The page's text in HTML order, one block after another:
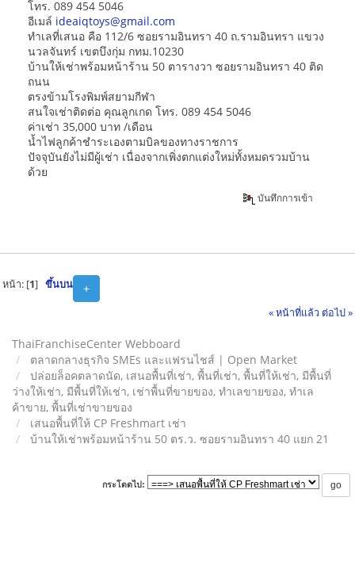
โทร. 089 454 5046
อีเมล์ ideaiqtoys@gmail.com
ทำเลที่เสนอ คือ 112/6 ซอยรามอินทรา 40 ถ.รามอินทรา แขวง
นวลจันทร์ เขตบึงกุ่ม กทม.10230
บ้านให้เช่าพร้อมหน้าร้าน 50 ตารางวา ซอยรามอินทรา 40 ติด
ถนน
ตรงข้ามโรงพิมพ์สยามกีฬา
สนใจเช่าติดต่อ คุณลูกเกด โทร. 089 454 5046
ค่าเช่า 35,000 บาท /เดือน
น้ำไฟลูกค้าชำระเองตามบิลของทางราชการ
ปัจจุบันยังไม่มีผู้เช่า เนื่องจากเพิ่งตกแต่งใหม่ทั้งหมดรวมบ้าน
ด้วย
บันทึกการเข้า
+
หน้า: [1] ขึ้นบน
« หน้าที่แล้ว ต่อไป »
ThaiFranchiseCenter Webboard
ตลาดกลางธุรกิจ SMEs และแฟรนไชส์ | Open Market
ปล่อยล็อคตลาดนัด, เสนอพื้นที่เช่า, พื้นที่เช่า, พื้นที่ให้เช่า, มีพื้นที่
ว่างให้เช่า, มีพื้นที่ให้เช่า, เช่าพื้นที่ขายของ, ทําเลขายของ, ทำเล
ค้าขาย, พื้นที่เช่าขายของ
เสนอพื้นที่ให้ CP Freshmart เช่า
บ้านให้เช่าพร้อมหน้าร้าน 50 ตร.ว. ซอยรามอินทรา 40 แยก 21
กระโดดไป: